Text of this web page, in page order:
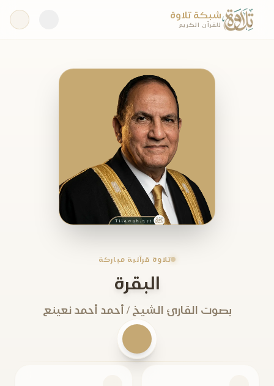
شبكة تلاوة
للقرآن الكريم
تلاوة قرآنية مباركة
البقرة
بصوت القارئ الشيخ / أحمد أحمد نعينع